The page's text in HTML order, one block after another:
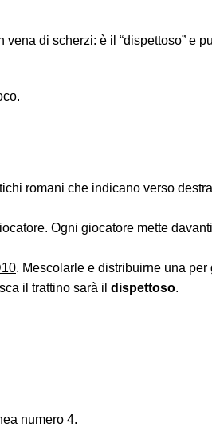
di scherzi: è il “dispettoso” e
romani che indicano verso
Ogni giocatore mette
. Mescolarle e distribuirne una per
il trattino sarà il dispettoso.
numero 4.